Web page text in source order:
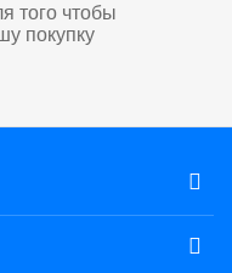
того чтобы
покупку